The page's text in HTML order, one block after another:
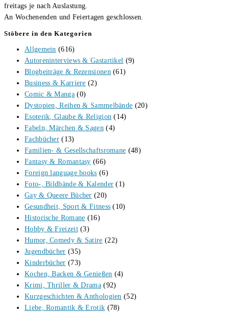
freitags je nach Auslastung.
An Wochenenden und Feiertagen geschlossen.
Stöbere in den Kategorien
Allgemein (616)
Autoreninterviews & Gastartikel (9)
Blogbeiträge & Rezensionen (61)
Business & Karriere (2)
Comic & Manga (0)
Dystopien, Reihen & Sammelbände (20)
Esoterik, Glaube & Religion (14)
Fabeln, Märchen & Sagen (4)
Fachbücher (13)
Familien- & Gesellschaftsromane (48)
Fantasy & Romantasy (66)
Foreign language books (6)
Foto-, Bildbände & Kalender (1)
Gay & Queere Bücher (20)
Gesundheit, Sport & Fitness (10)
Historische Romane (16)
Hobby & Freizeit (3)
Humor, Comedy & Satire (22)
Jugendbücher (35)
Kinderbücher (73)
Kochen, Backen & Genießen (4)
Krimi, Thriller & Drama (92)
Kurzgeschichten & Anthologien (52)
Liebe, Romantik & Erotik (78)